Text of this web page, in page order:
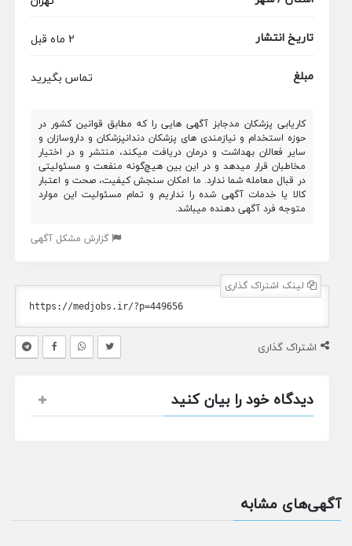
تاریخ انتشار
2 ماه قبل
مبلغ
تماس بگیرید
کاریابی پزشکان مدجابز آگهی هایی را که مطابق قوانین کشور در
حوزه استخدام و نیازمندی های پزشکان دندانپزشکان و داروسازان و
سایر فعالان بهداشت و درمان دریافت میکند، منتشر و در اختیار
مخاطبان قرار میدهد و در این بین هیچ‌گونه منفعت و مسئولیتی
در قبال معامله شما ندارد. ما امکان سنجش کیفیت، صحت و اعتبار
کالا یا خدمات آگهی شده را نداریم و تمام مسئولیت این موارد
متوجه فرد آگهی دهنده میباشد.
گزارش مشکل آگهی
لینک اشتراک گذاری
اشتراک گذاری
دیدگاه خود را بیان کنید
آگهی‌های مشابه